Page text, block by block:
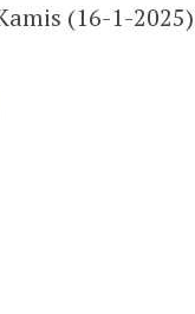
(16-1-